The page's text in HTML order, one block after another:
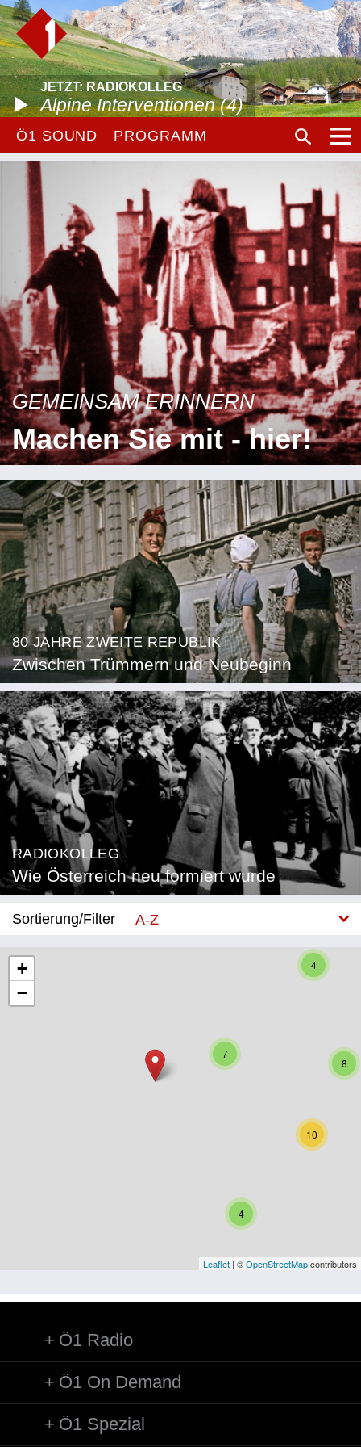
JETZT: RADIOKOLLEG
Alpine Interventionen (4)
Ö1 SOUND PROGRAMM
GEMEINSAM ERINNERN
Machen Sie mit - hier!
80 JAHRE ZWEITE REPUBLIK
Zwischen Trümmern und Neubeginn
RADIOKOLLEG
Wie Österreich neu formiert wurde
Sortierung/Filter
A-Z
Kärnten
Vorarlberg
Besatzungsmächte
Frauen, Mütter, Kinder
10
7
4
4
8
+
−
Leaflet | ©OpenStreetMapcontributors
Ö1 Radio
Ö1 On Demand
Ö1 Spezial